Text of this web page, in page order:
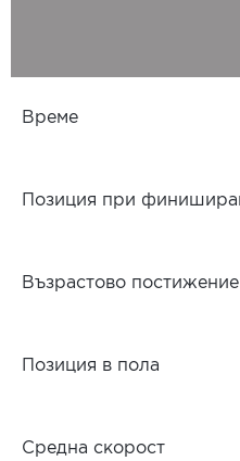
Време
Позиция при
Възрастово постижение
Позиция в пола
Средна скорост